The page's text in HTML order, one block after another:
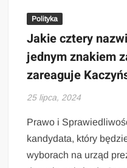
Polityka
Jakie cztery
jednym znakiem
zareaguje
25 lipca, 2024
Prawo i
kandydata, który
wyborach na urząd